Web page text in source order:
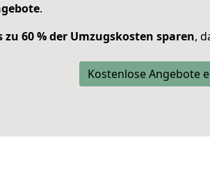
.
zu 60 % der Umzugskosten sparen,
Kostenlose Angebote